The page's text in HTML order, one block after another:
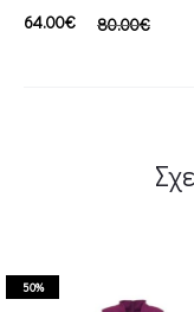
80.00€
64.00€
50%